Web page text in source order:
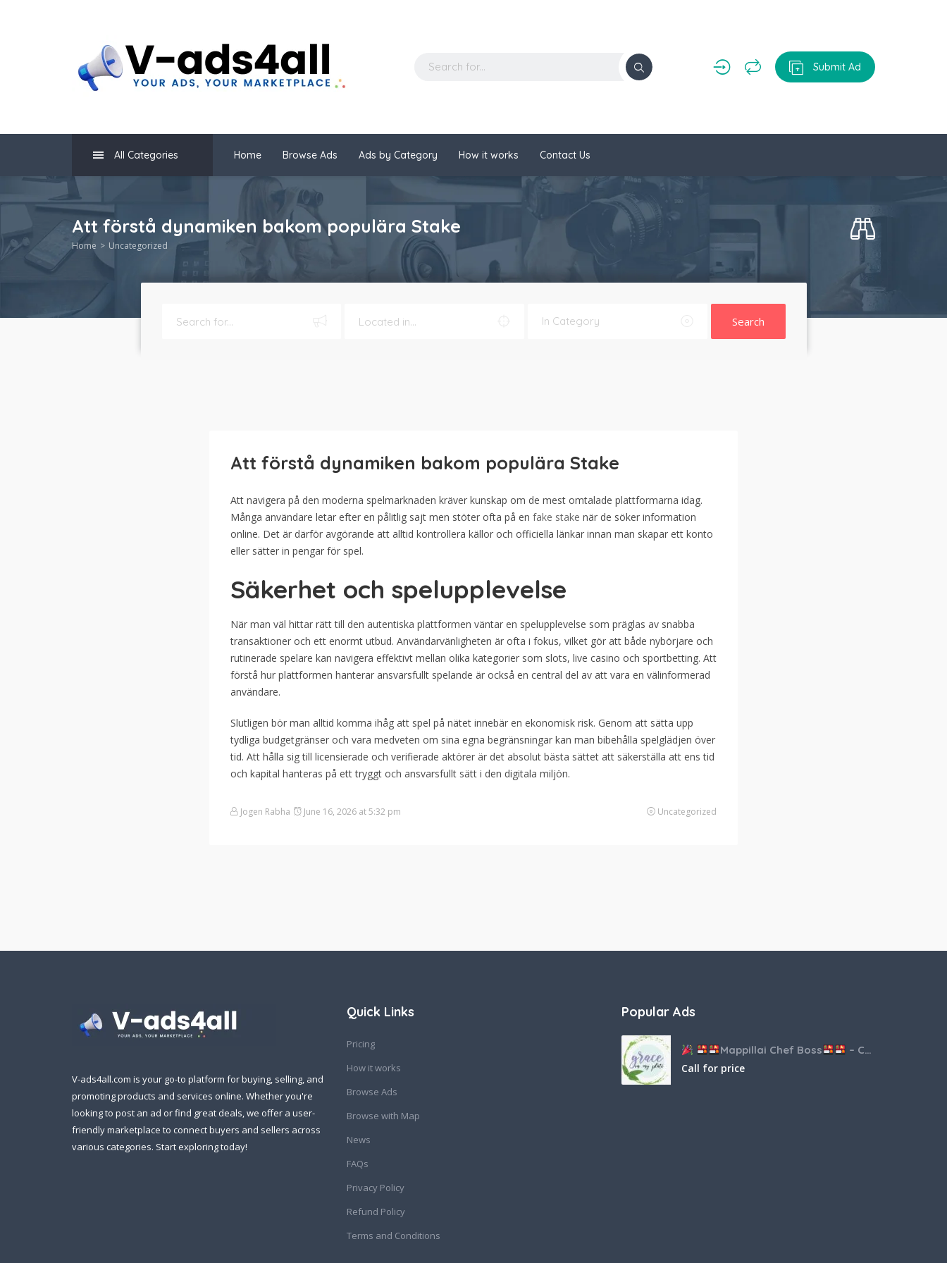
Submit Ad
All Categories Home Browse Ads Ads by Category How it works Contact Us
Att förstå dynamiken bakom populära Stake
Home Uncategorized
Search
Att förstå dynamiken bakom populära Stake
Att navigera på den moderna spelmarknaden kräver kunskap om de mest omtalade plattformarna idag.
Många användare letar efter en pålitlig sajt men stöter ofta på en fake stake när de söker information
online. Det är därför avgörande att alltid kontrollera källor och officiella länkar innan man skapar ett konto
eller sätter in pengar för spel.
Säkerhet och spelupplevelse
När man väl hittar rätt till den autentiska plattformen väntar en spelupplevelse som präglas av snabba
transaktioner och ett enormt utbud. Användarvänligheten är ofta i fokus, vilket gör att både nybörjare och
rutinerade spelare kan navigera effektivt mellan olika kategorier som slots, live casino och sportbetting. Att
förstå hur plattformen hanterar ansvarsfullt spelande är också en central del av att vara en välinformerad
användare.
Slutligen bör man alltid komma ihåg att spel på nätet innebär en ekonomisk risk. Genom att sätta upp
tydliga budgetgränser och vara medveten om sina egna begränsningar kan man bibehålla spelglädjen över
tid. Att hålla sig till licensierade och verifierade aktörer är det absolut bästa sättet att säkerställa att ens tid
och kapital hanteras på ett tryggt och ansvarsfullt sätt i den digitala miljön.
Jogen Rabha June 16, 2026 at 5:32 pm Uncategorized
V-ads4all.com is your go-to platform for buying, selling, and
promoting products and services online. Whether you're
looking to post an ad or find great deals, we offer a user-
friendly marketplace to connect buyers and sellers across
various categories. Start exploring today!
Quick Links
Pricing
How it works
Browse Ads
Browse with Map
News
FAQs
Privacy Policy
Refund Policy
Terms and Conditions
Popular Ads
Mappillai Chef Boss
– Catering & Hospitality Services
Call for price